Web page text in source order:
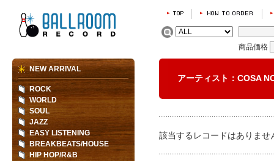
商品価格
アーティスト：COSA
該当するレコードはありませ
NEW ARRIVAL
ROCK
WORLD
SOUL
JAZZ
EASY LISTENING
BREAKBEATS/HOUSE
HIP HOP/R&B